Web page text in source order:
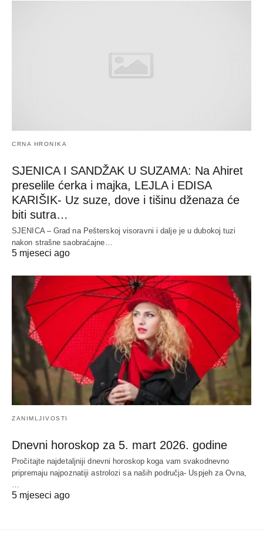
CRNA HRONIKA
SJENICA I SANDŽAK U SUZAMA: Na Ahiret
preselile ćerka i majka, LEJLA i EDISA
KARIŠIK- Uz suze, dove i tišinu dženaza će
biti sutra…
SJENICA – Grad na Pešterskoj visoravni i dalje je u dubokoj tuzi
nakon strašne saobraćajne…
5 mjeseci ago
ZANIMLJIVOSTI
Dnevni horoskop za 5. mart 2026. godine
Pročitajte najdetaljniji dnevni horoskop koga vam svakodnevno
pripremaju najpoznatiji astrolozi sa naših područja- Uspjeh za Ovna,
…
5 mjeseci ago